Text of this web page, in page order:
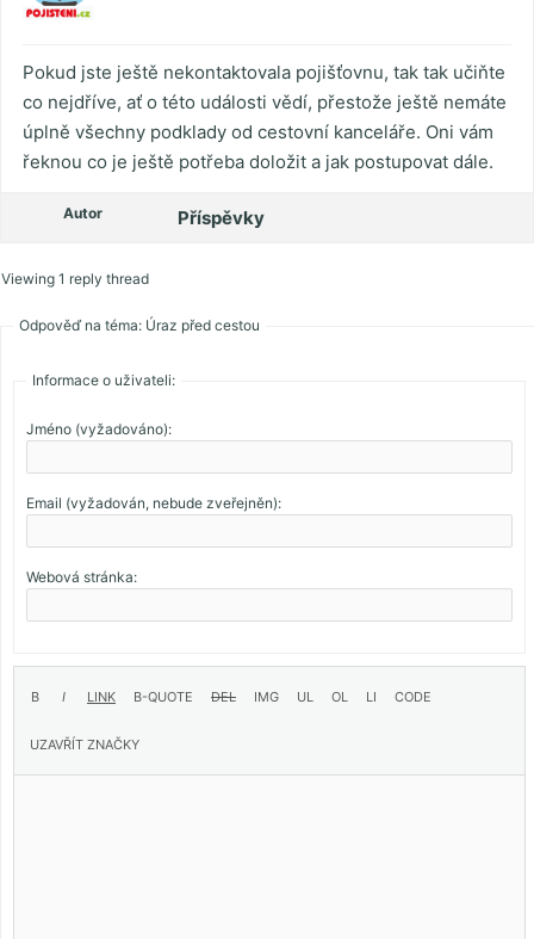
Pokud jste ještě nekontaktovala pojišťovnu, tak tak učiňte
co nejdříve, ať o této události vědí, přestože ještě nemáte
úplně všechny podklady od cestovní kanceláře. Oni vám
řeknou co je ještě potřeba doložit a jak postupovat dále.
Autor Příspěvky
Viewing 1 reply thread
Odpověď na téma: Úraz před cestou
Informace o uživateli:
Jméno (vyžadováno):
Email (vyžadován, nebude zveřejněn):
Webová stránka: